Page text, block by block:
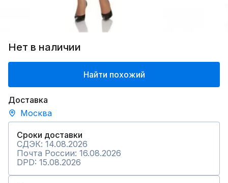
Нет в наличии
Найти похожий
Доставка
Москва
Сроки доставки
СДЭК: 14.08.2026
Почта России: 16.08.2026
DPD: 15.08.2026